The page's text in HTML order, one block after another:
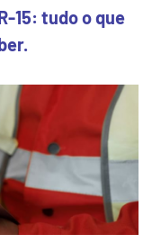
15: tudo o que